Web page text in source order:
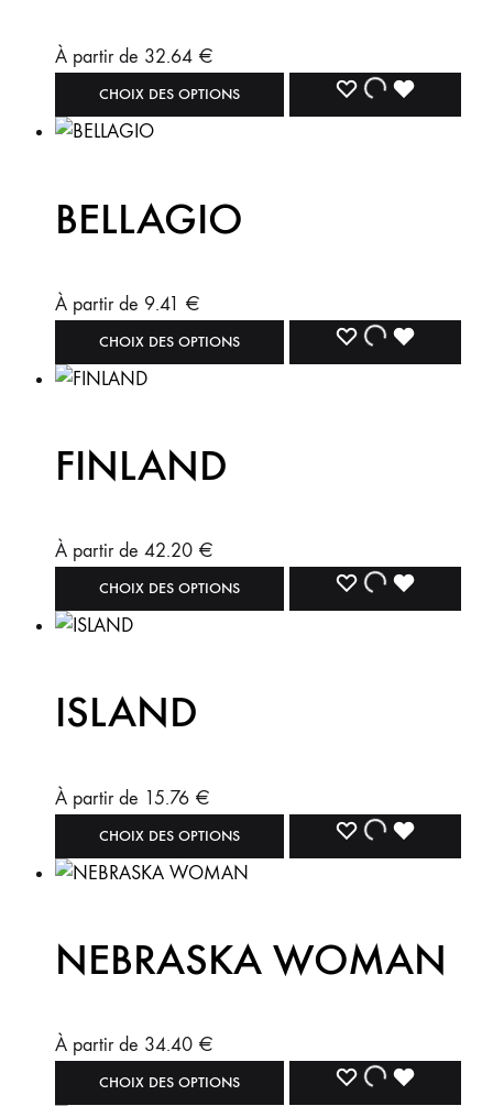
À partir de 32.64 €
CHOIX DES OPTIONS
BELLAGIO
À partir de 9.41 €
CHOIX DES OPTIONS
FINLAND
À partir de 42.20 €
CHOIX DES OPTIONS
ISLAND
À partir de 15.76 €
CHOIX DES OPTIONS
NEBRASKA WOMAN
À partir de 34.40 €
CHOIX DES OPTIONS